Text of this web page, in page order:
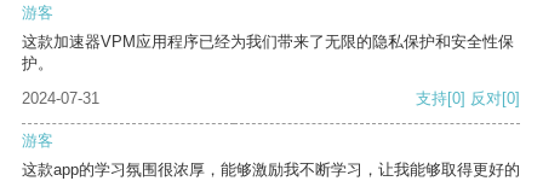
游客
这款加速器VPM应用程序已经为我们带来了无限的隐私保护和安全性保
护。
2024-07-31
支持[0] 反对[0]
游客
这款app的学习氛围很浓厚，能够激励我不断学习，让我能够取得更好的